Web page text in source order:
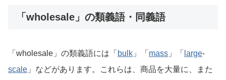
「wholesale」の類義語・同義語
「wholesale」の類義語には「 bulk 」「 mass 」「 large-
scale 」などがあります。これらは、商品を大量に、また